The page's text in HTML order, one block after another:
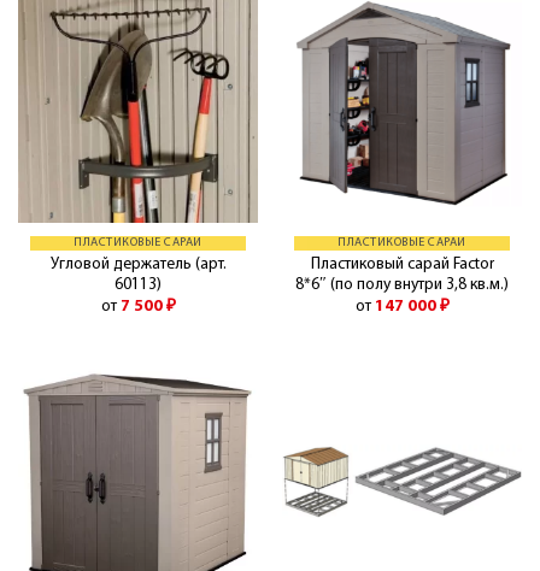
ПЛАСТИКОВЫЕ САРАИ
Угловой держатель (арт.
60113)
от 7 500 ₽
ПЛАСТИКОВЫЕ САРАИ
Пластиковый сарай Factor
8*6″ (по полу внутри 3,8 кв.м.)
от 147 000 ₽